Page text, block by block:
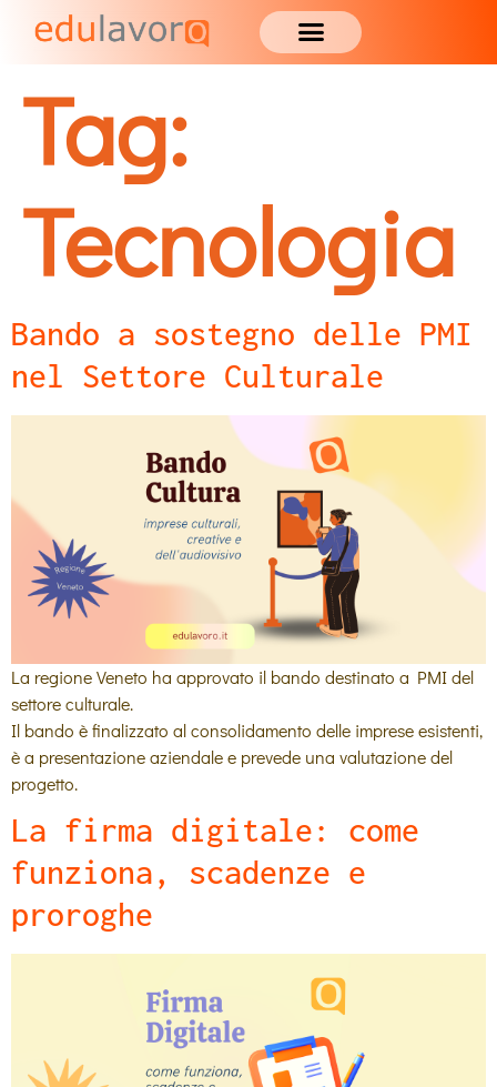
Tag:
Tecnologia
Bando a sostegno delle PMI
nel Settore Culturale
La regione Veneto ha approvato il bando destinato a PMI del
settore culturale.
Il bando è finalizzato al consolidamento delle imprese esistenti,
è a presentazione aziendale e prevede una valutazione del
progetto.
La firma digitale: come
funziona, scadenze e
proroghe